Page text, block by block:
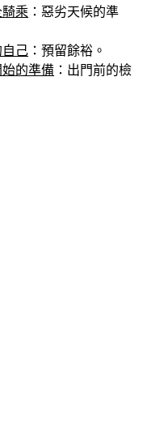
乘 ：惡劣天候的準
自己 ：預留餘裕。
的準備 ：出門前的檢